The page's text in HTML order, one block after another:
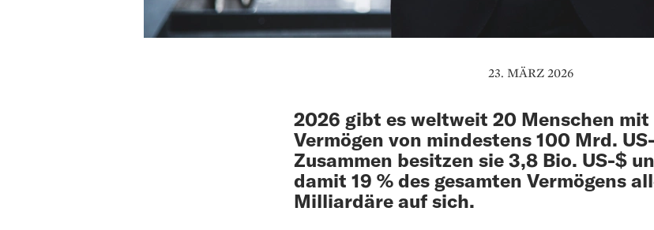
23. MÄRZ 2026
2026 gibt es weltweit 20 Menschen mit
Vermögen von mindestens 100 Mrd.
Zusammen besitzen sie 3,8 Bio. US-$
damit 19 % des gesamten Vermögens
Milliardäre auf sich.